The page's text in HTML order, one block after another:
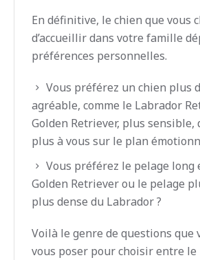
En définitive, le chien que vous
d’accueillir dans votre famille
préférences personnelles.
Vous préférez un chien plus
agréable, comme le Labrador
Golden Retriever, plus sensible,
plus à vous sur le plan
Vous préférez le pelage long
Golden Retriever ou le pelage
plus dense du Labrador ?
Voilà le genre de questions que
vous poser pour choisir entre le